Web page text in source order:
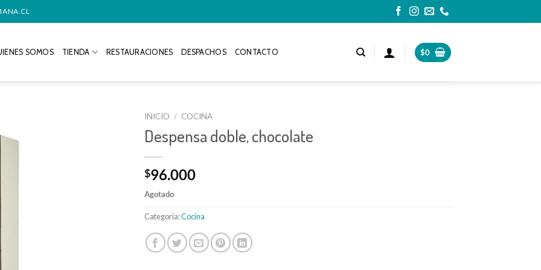
SOMOS TIENDA RESTAURACIONES DESPACHOS CONTACTO $0
INICIO / COCINA
Despensa doble, chocolate
$96.000
Agotado
Categoría:Cocina